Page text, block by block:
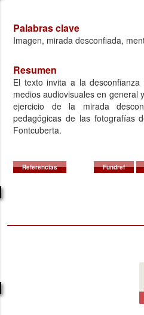
Palabras clave
Imagen, mirada desconfiada,
Resumen
El texto invita a la
medios audiovisuales en general
ejercicio de la mirada
pedagógicas de las fotografías
Fontcuberta.
Referencias Fundref